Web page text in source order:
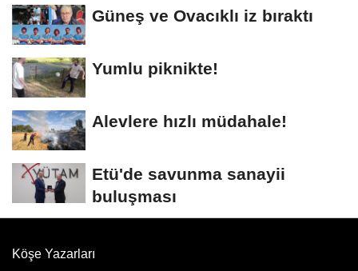
Güneş ve Ovacıklı iz bıraktı
Yumlu piknikte!
Alevlere hızlı müdahale!
Etü'de savunma sanayii
buluşması
Köşe Yazarları